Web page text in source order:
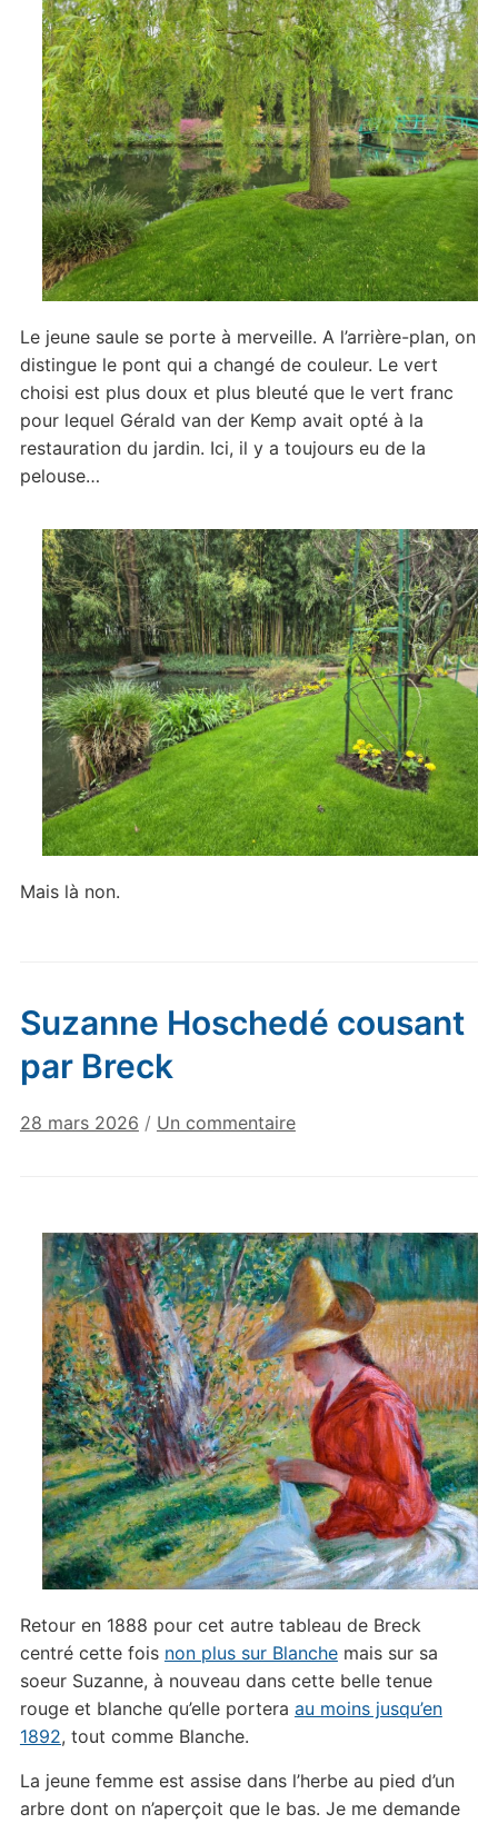
Le jeune saule se porte à merveille. A l’arrière-plan, on
distingue le pont qui a changé de couleur. Le vert
choisi est plus doux et plus bleuté que le vert franc
pour lequel Gérald van der Kemp avait opté à la
restauration du jardin. Ici, il y a toujours eu de la
pelouse…
Mais là non.
Suzanne Hoschedé cousant
par Breck
28 mars 2026 / Un commentairesur
par
Breck
Retour en 1888 pour cet autre tableau de Breck
centré cette fois non plus sur Blanchemais sur sa
soeur Suzanne, à nouveau dans cette belle tenue
rouge et blanche qu’elle portera au moins jusqu’en
1892, tout comme Blanche.
La jeune femme est assise dans l’herbe au pied d’un
arbre dont on n’aperçoit que le bas. Je me demande